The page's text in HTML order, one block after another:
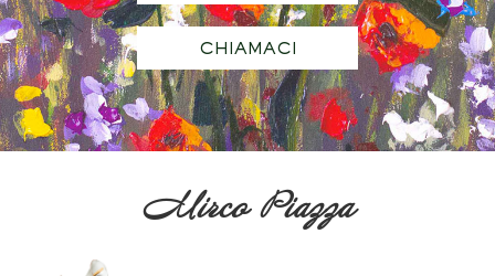
CHIAMACI
Mirco Piazza